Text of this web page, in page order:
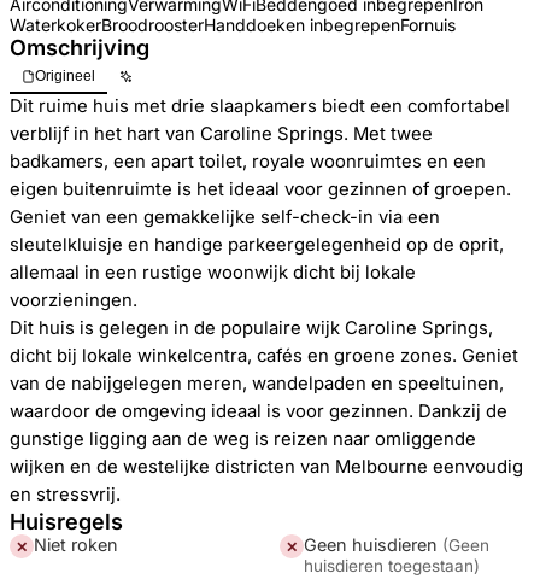
AirconditioningVerwarmingWiFiBeddengoed inbegrepenIron
WaterkokerBroodroosterHanddoeken inbegrepenFornuis
Omschrijving
Origineel
Dit ruime huis met drie slaapkamers biedt een comfortabel
verblijf in het hart van Caroline Springs. Met twee
badkamers, een apart toilet, royale woonruimtes en een
eigen buitenruimte is het ideaal voor gezinnen of groepen.
Geniet van een gemakkelijke self-check-in via een
sleutelkluisje en handige parkeergelegenheid op de oprit,
allemaal in een rustige woonwijk dicht bij lokale
voorzieningen.
Dit huis is gelegen in de populaire wijk Caroline Springs,
dicht bij lokale winkelcentra, cafés en groene zones. Geniet
van de nabijgelegen meren, wandelpaden en speeltuinen,
waardoor de omgeving ideaal is voor gezinnen. Dankzij de
gunstige ligging aan de weg is reizen naar omliggende
wijken en de westelijke districten van Melbourne eenvoudig
en stressvrij.
Huisregels
✕ Niet roken ✕ Geen huisdieren (Geen
huisdieren toegestaan)